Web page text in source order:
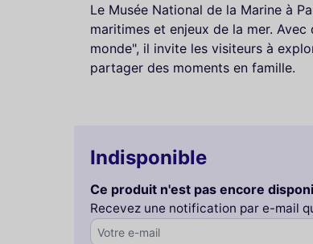
Le Musée National de la Marine à
maritimes et enjeux de la mer.
monde", il invite les visiteurs à
partager des moments en famille.
Indisponible
Ce produit n'est pas encore
Recevez une notification par e-mail